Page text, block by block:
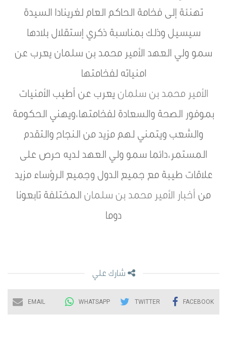
تهنئة إلى فخامة الحاكم العام لغرينادا السيدة
سيسيل وذلك بمناسبة ذكري إستقلال بلادها
سمو ولي العهد الأمير محمد بن سلمان يعرب عن
امنياته لفخامتها
الأمير محمد بن سلمان يعرب عن أطيب الأمنيات
بموفور الصحة والسعادة لفخامتها،ويهني الحكومة
والشعب ويتمني لهم مزيد من النجاح والتقدم
المستمر،دائما سمو ولي العهد لديه حرص على
علاقات طيبة مع جميع الدول وجميع الرؤساء مزيد
من أخبار الأمير محمد بن سلمان المختلفة تابعونا
دوما
شارك علي
FACEBOOK
TWITTER
WHATSAPP
EMAIL